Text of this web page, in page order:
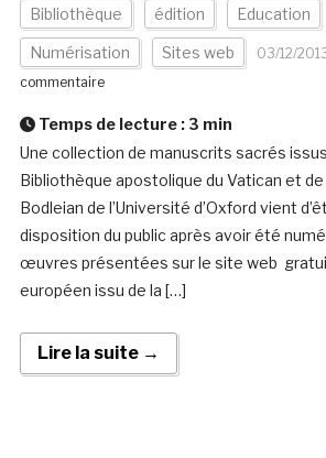
Bibliothèque édition Education
Numérisation Sites web 03/12/
commentaire
Temps de lecture : 3 min
Une collection de manuscrits sacrés
Bibliothèque apostolique du Vatican et
Bodleian de l’Université d’Oxford vient
disposition du public après avoir été
œuvres présentées sur le site web
européen issu de la […]
Lire la suite →